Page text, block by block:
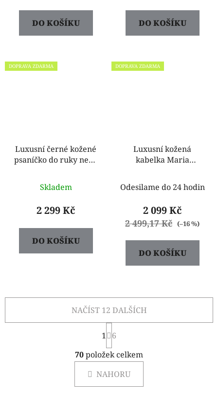
DO KOŠÍKU DO KOŠÍKU
DOPRAVA ZDARMA
Luxusní černé kožené
psaníčko do ruky nebo
31716/EA01
Skladem
2 299 Kč
DO KOŠÍKU
DOPRAVA ZDARMA
Luxusní kožená
kabelka Maria
Odesilame do 24 hodin
2 099 Kč
2 499,17 Kč (–16 %)
DO KOŠÍKU
O
v
l
á
d
NAČÍST 12 DALŠÍCH
S
t
r
á
n
k
1
6
70položek celkem
NAHORU